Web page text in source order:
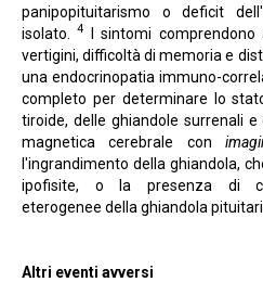
panipopituitarismo o deficit
isolato.4
I sintomi
vertigini, difficoltà di memoria e
una endocrinopatia immuno-
completo per determinare lo
tiroide, delle ghiandole surrenali e
magnetica cerebrale con
l'ingrandimento della ghiandola,
ipofisite, o la presenza di
eterogenee della ghiandola
Altri eventi avversi